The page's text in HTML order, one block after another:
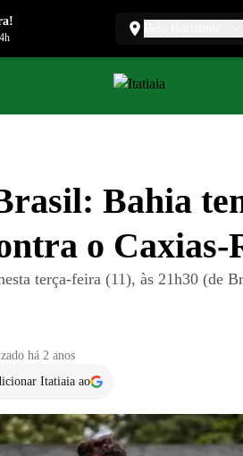
Bahia
o Caxias-
terça-feira (11), às 21h30 (de
há 2 anos
Itatiaia ao